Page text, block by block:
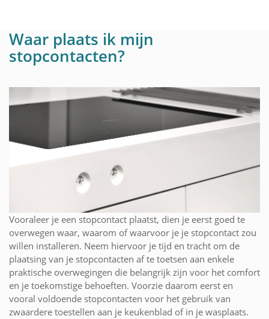
Waar plaats ik mijn
stopcontacten?
Vooraleer je een stopcontact plaatst, dien je eerst goed te
overwegen waar, waarom of waarvoor je je stopcontact zou
willen installeren. Neem hiervoor je tijd en tracht om de
plaatsing van je stopcontacten af te toetsen aan enkele
praktische overwegingen die belangrijk zijn voor het comfort
en je toekomstige behoeften. Voorzie daarom eerst en
vooral voldoende stopcontacten voor het gebruik van
zwaardere toestellen aan je keukenblad of in je wasplaats.